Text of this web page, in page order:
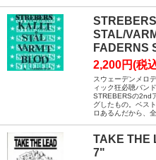
STAL/
FADERNS
2,200円(税
スウェーデンメロ
ィック狂必聴バン
STREBERSの2nd
グしたもの。ベス
ロあるんだから、
TAKE THE
7"